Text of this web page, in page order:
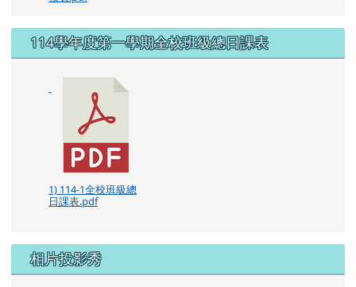
114學年度第一學期全校班級總日課表
1) 114-1全校班級總
日課表.pdf
相片投影秀